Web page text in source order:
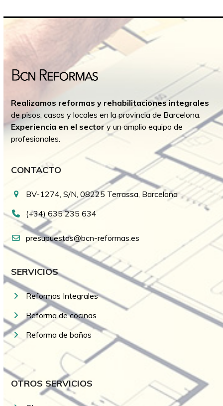
Realizamos reformas y rehabilitaciones integrales
de pisos, casas y locales en la provincia de Barcelona.
Experiencia en el sectory un amplio equipo de
profesionales.
CONTACTO
BV-1274, S/N, 08225 Terrassa, Barcelona
(+34) 635 235 634
presupuestos@bcn-reformas.es
SERVICIOS
Reformas Integrales
Reforma de cocinas
Reforma de baños
OTROS SERVICIOS